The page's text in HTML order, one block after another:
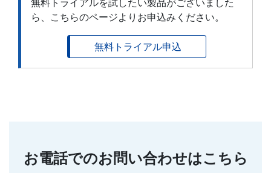
無料トライアルを試したい製品がございました
ら、こちらのページよりお申込みください。
無料トライアル申込
お電話でのお問い合わせはこちら